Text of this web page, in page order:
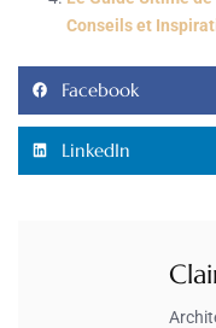
Conseils et
Facebook
LinkedIn